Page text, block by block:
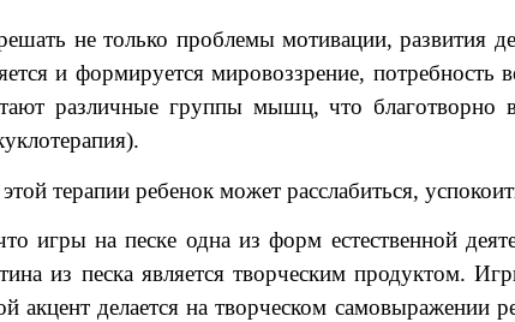
не только проблемы мотивации, развития
и формируется мировоззрение,
различные группы мышц, что благотворно
терапии ребенок может расслабиться,
игры на песке одна из форм естественной
из песка является творческим продуктом.
акцент делается на творческом самовыражении